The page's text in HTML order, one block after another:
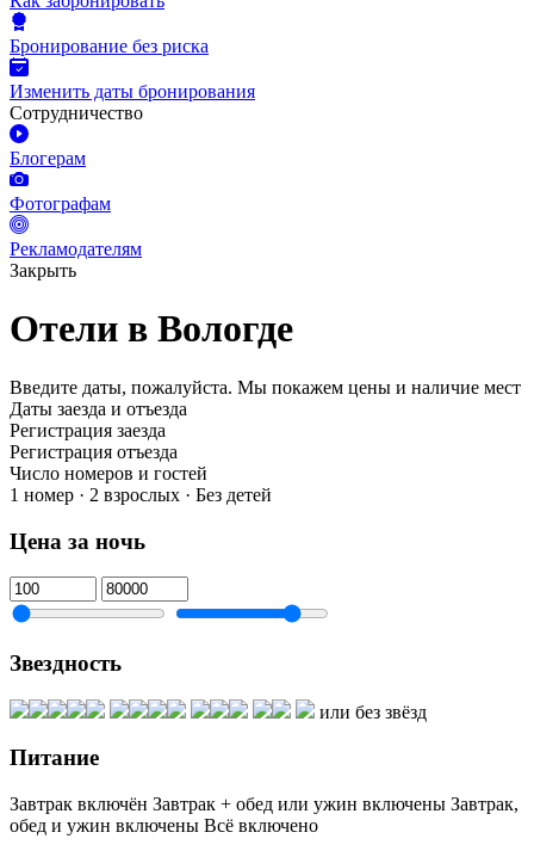
Бронирование без риска
Изменить даты бронирования
Сотрудничество
Блогерам
Фотографам
Рекламодателям
Закрыть
Отели в Вологде
Введите даты, пожалуйста. Мы покажем цены и наличие мест
Даты заезда и отъезда
Регистрация заезда
Регистрация отъезда
Число номеров и гостей
1 номер · 2 взрослых · Без детей
Цена за ночь
Звездность
или без звёзд
Питание
Завтрак включён Завтрак + обед или ужин включены Завтрак,
обед и ужин включены Всё включено